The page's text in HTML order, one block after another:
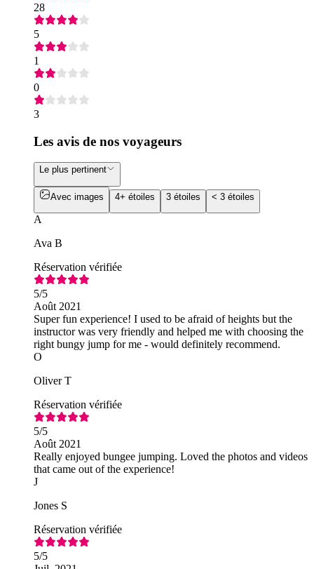
28
5
1
0
3
Les avis de nos voyageurs
Le plus pertinent
Avec images 4+ étoiles 3 étoiles < 3 étoiles
A
Ava B
Réservation vérifiée
5/5
Août 2021
Super fun experience! I used to be afraid of heights but the
instructor was very friendly and helped me with choosing the
right bungy jump for me - would definitely recommend.
O
Oliver T
Réservation vérifiée
5/5
Août 2021
Really enjoyed bungee jumping. Loved the photos and videos
that came out of the experience!
J
Jones S
Réservation vérifiée
5/5